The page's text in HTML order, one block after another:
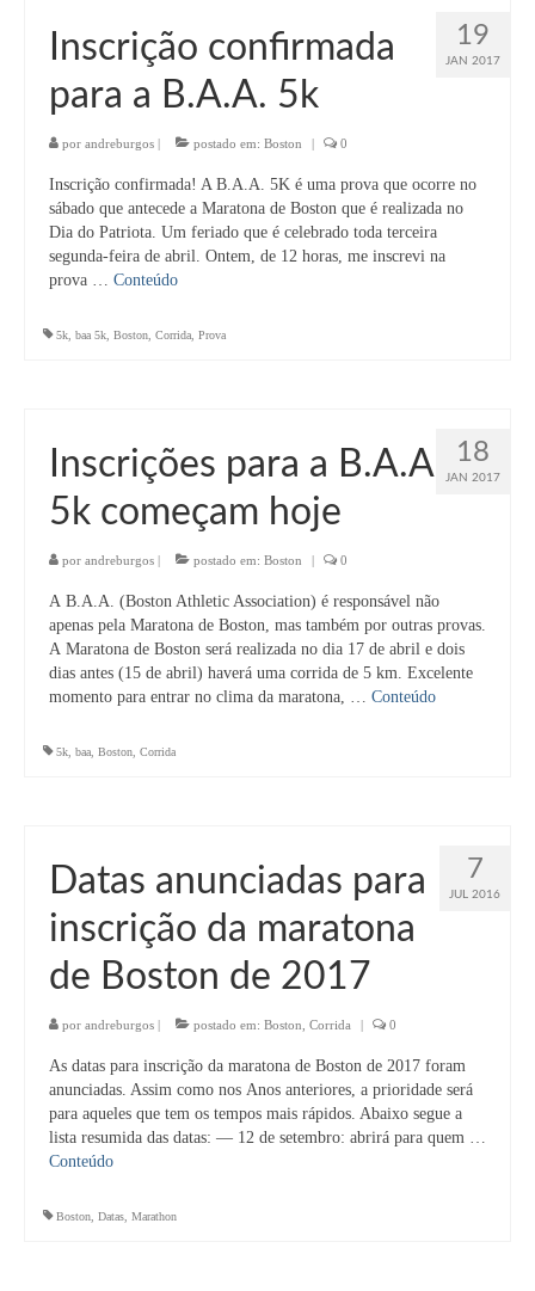
19
JAN 2017
Inscrição confirmada
para a B.A.A. 5k
por andreburgos | postado em: Boston | 0
Inscrição confirmada! A B.A.A. 5K é uma prova que ocorre no
sábado que antecede a Maratona de Boston que é realizada no
Dia do Patriota. Um feriado que é celebrado toda terceira
segunda-feira de abril. Ontem, de 12 horas, me inscrevi na
prova … Conteúdo
5k baa 5k Boston Corrida Prova
18
JAN 2017
Inscrições para a B.A.A
5k começam hoje
por andreburgos | postado em: Boston | 0
A B.A.A. (Boston Athletic Association) é responsável não
apenas pela Maratona de Boston, mas também por outras provas.
A Maratona de Boston será realizada no dia 17 de abril e dois
dias antes (15 de abril) haverá uma corrida de 5 km. Excelente
momento para entrar no clima da maratona, … Conteúdo
5k baa Boston Corrida
7
JUL 2016
Datas anunciadas para
inscrição da maratona
de Boston de 2017
por andreburgos | postado em: Boston Corrida | 0
As datas para inscrição da maratona de Boston de 2017 foram
anunciadas. Assim como nos Anos anteriores, a prioridade será
para aqueles que tem os tempos mais rápidos. Abaixo segue a
lista resumida das datas: — 12 de setembro: abrirá para quem …
Conteúdo
Boston Datas Marathon